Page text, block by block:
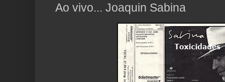
Ao vivo... Joaquin Sabina